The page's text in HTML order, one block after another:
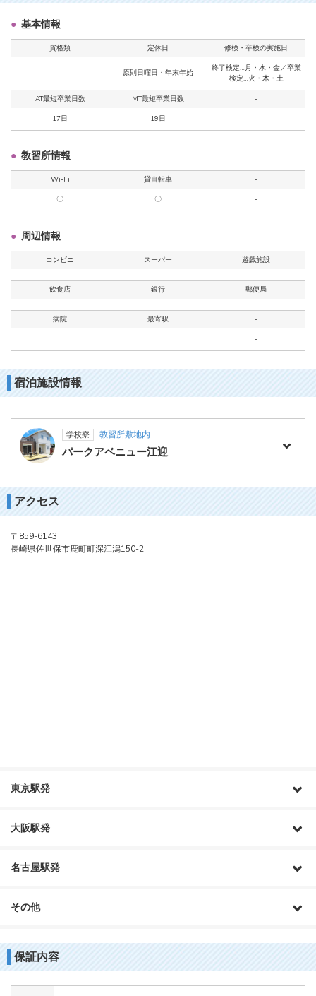
基本情報
資格類 定休日 修検・卒検の実施日
原則日曜日・年末年始
終了検定…月・水・金／卒業
検定…火・木・土
AT最短卒業日数 MT最短卒業日数
-
17日
19日 -
教習所情報
Wi-Fi 貸自転車
-
〇
〇 -
周辺情報
コンビニ スーパー 遊戯施設
飲食店 銀行 郵便局
病院 最寄駅
-
-
宿泊施設情報
学校寮 教習所敷地内
パークアベニュー江迎
アクセス
〒859-6143
長崎県佐世保市鹿町町深江潟150-2
東京駅発
大阪駅発
名古屋駅発
その他
保証内容